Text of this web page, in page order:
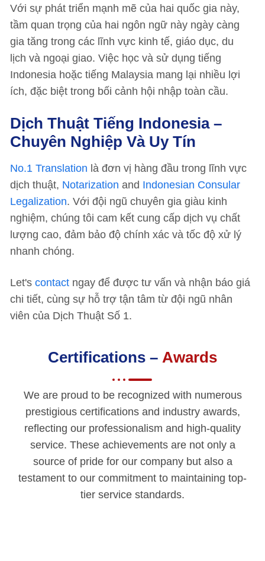
Với sự phát triển mạnh mẽ của hai quốc gia này,
tầm quan trọng của hai ngôn ngữ này ngày càng
gia tăng trong các lĩnh vực kinh tế, giáo dục, du
lịch và ngoại giao. Việc học và sử dụng tiếng
Indonesia hoặc tiếng Malaysia mang lại nhiều lợi
ích, đặc biệt trong bối cảnh hội nhập toàn cầu.
Dịch Thuật Tiếng Indonesia –
Chuyên Nghiệp Và Uy Tín
No.1 Translation là đơn vị hàng đầu trong lĩnh vực
dịch thuật, Notarization and Indonesian Consular
Legalization. Với đội ngũ chuyên gia giàu kinh
nghiệm, chúng tôi cam kết cung cấp dịch vụ chất
lượng cao, đảm bảo độ chính xác và tốc độ xử lý
nhanh chóng.
Let's contact ngay để được tư vấn và nhận báo giá
chi tiết, cùng sự hỗ trợ tận tâm từ đội ngũ nhân
viên của Dịch Thuật Số 1.
Certifications – Awards
We are proud to be recognized with numerous
prestigious certifications and industry awards,
reflecting our professionalism and high-quality
service. These achievements are not only a
source of pride for our company but also a
testament to our commitment to maintaining top-
tier service standards.